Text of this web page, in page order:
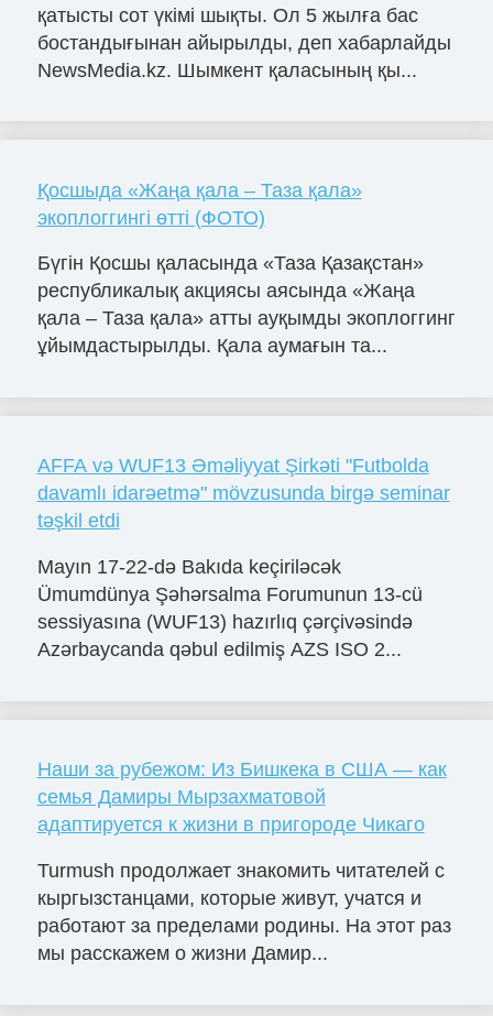
қатысты сот үкімі шықты. Ол 5 жылға бас
бостандығынан айырылды, деп хабарлайды
NewsMedia.kz. Шымкент қаласының қы...
Қосшыда «Жаңа қала – Таза қала»
экоплоггингі өтті (ФОТО)
Бүгін Қосшы қаласында «Таза Қазақстан»
республикалық акциясы аясында «Жаңа
қала – Таза қала» атты ауқымды экоплоггинг
ұйымдастырылды. Қала аумағын та...
AFFA və WUF13 Əməliyyat Şirkəti "Futbolda
davamlı idarəetmə" mövzusunda birgə seminar
təşkil etdi
Mayın 17-22-də Bakıda keçiriləcək
Ümumdünya Şəhərsalma Forumunun 13-cü
sessiyasına (WUF13) hazırlıq çərçivəsində
Azərbaycanda qəbul edilmiş AZS ISO 2...
Наши за рубежом: Из Бишкека в США — как
семья Дамиры Мырзахматовой
адаптируется к жизни в пригороде Чикаго
Turmush продолжает знакомить читателей с
кыргызстанцами, которые живут, учатся и
работают за пределами родины. На этот раз
мы расскажем о жизни Дамир...